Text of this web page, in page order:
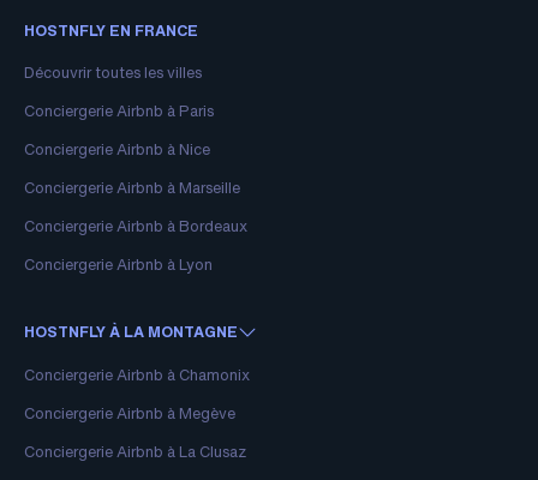
HOSTNFLY EN FRANCE
Découvrir toutes les villes
Conciergerie Airbnb à Paris
Conciergerie Airbnb à Nice
Conciergerie Airbnb à Marseille
Conciergerie Airbnb à Bordeaux
Conciergerie Airbnb à Lyon
HOSTNFLY À LA MONTAGNE
Conciergerie Airbnb à Chamonix
Conciergerie Airbnb à Megève
Conciergerie Airbnb à La Clusaz